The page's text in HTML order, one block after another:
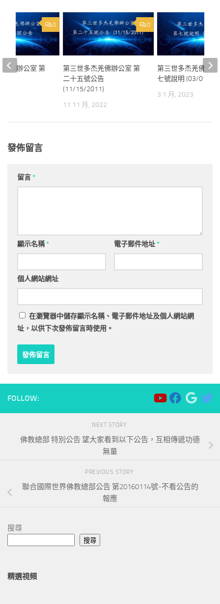
0
第三世多杰羌佛辦公室 第
二十五號公告
(11/15/2011)
11 11 月, 2022
第三世多杰羌佛辦
七號說明 (03/01/
3 1 月, 2023
0
羌佛辦公室 第
發佈留言
留言*
顯示名稱* 電子郵件地址*
個人網站網址
在瀏覽器中儲存顯示名稱、電子郵件地址及個人網站網
址，以供下次發佈留言時使用。
FOLLOW:
NEXT STORY
佛教總部 特別公告 望大家看到以下公告，互相傳遞功德
無量
PREVIOUS STORY
聯合國際世界佛教總部公告 第20160114號-不看公告的
報應
搜尋
搜尋
精選視頻